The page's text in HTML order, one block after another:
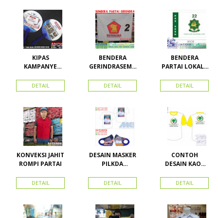
KIPAS
KAMPANYE
DETAIL
BENDERA
GERINDRASEMU
DETAIL
BENDERA
PARTAI LOKAL /
ACEH
DETAIL
KONVEKSI JAHIT
ROMPI PARTAI
DETAIL
DESAIN MASKER
PILKDA
Calon Bupati &
Wakil Bupati
Kepulauan
DETAIL
CONTOH
DESAIN KAOS
BAHAN PE
DOUBLE
DETAIL